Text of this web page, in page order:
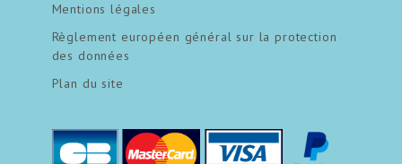
Mentions légales
Règlement européen général sur la protection
des données
Plan du site